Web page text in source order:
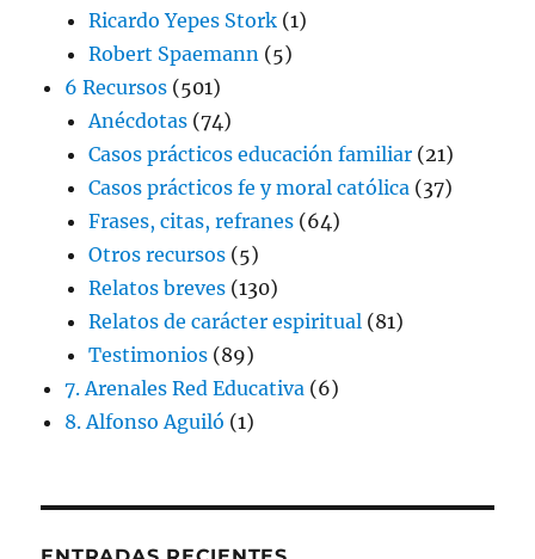
Ricardo Yepes Stork (1)
Robert Spaemann (5)
6 Recursos (501)
Anécdotas (74)
Casos prácticos educación familiar (21)
Casos prácticos fe y moral católica (37)
Frases, citas, refranes (64)
Otros recursos (5)
Relatos breves (130)
Relatos de carácter espiritual (81)
Testimonios (89)
7. Arenales Red Educativa (6)
8. Alfonso Aguiló (1)